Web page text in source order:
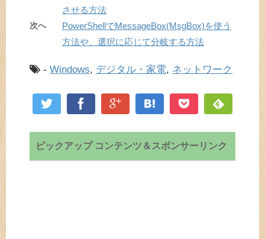
させる方法
次へ
PowerShellでMessageBox(MsgBox)を使う
方法や、選択に応じて分岐する方法
- Windows, デジタル・家電, ネットワーク
ピックアップ コンテンツ＆スポンサーリンク